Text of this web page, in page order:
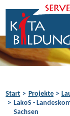
Zum Inhalt springen
Zur Navigation
Zum Fußbereich
Start Projekte
LakoS -
Sachsen